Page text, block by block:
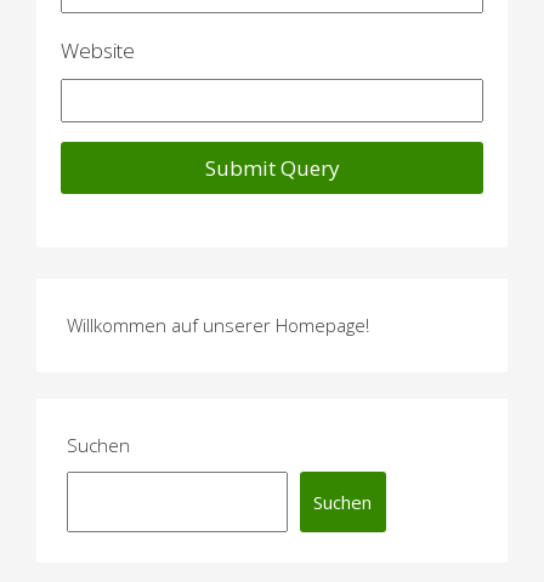
n
Website
Willkommen auf unserer Homepage!
Suchen
Suchen